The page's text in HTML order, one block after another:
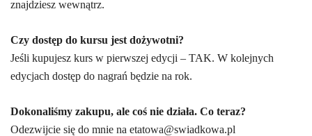
znajdziesz wewnątrz.
Czy dostęp do kursu jest dożywotni?
Jeśli kupujesz kurs w pierwszej edycji – TAK. W kolejnych
edycjach dostęp do nagrań będzie na rok.
Dokonaliśmy zakupu, ale coś nie działa. Co teraz?
Odezwijcie się do mnie na etatowa@swiadkowa.pl